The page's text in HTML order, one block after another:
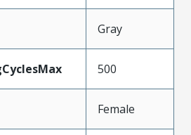
Gray
500
Female